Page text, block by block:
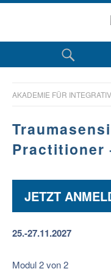
AKADEMIE FÜR
Practitioner
JETZT
25.-27.11.2027
Modul 2 von 2